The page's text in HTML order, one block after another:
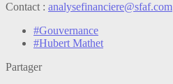
Contact : analysefinanciere@sfaf.com
#Gouvernance
#Hubert Mathet
Partager